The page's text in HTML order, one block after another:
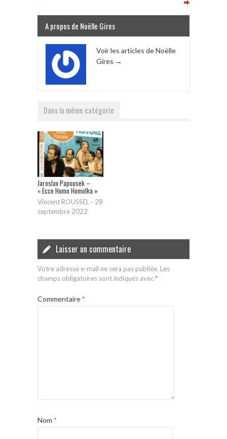
A propos de Noëlle Gires
Voir les articles de Noëlle
Gires →
Dans la même catégorie
Jaroslav Papousek –
« Ecce Homo Homolka »
Vincent ROUSSEL - 28
septembre 2022
Laisser un commentaire
Votre adresse e-mail ne sera pas publiée. Les
champs obligatoires sont indiqués avec*
Commentaire*
Nom *